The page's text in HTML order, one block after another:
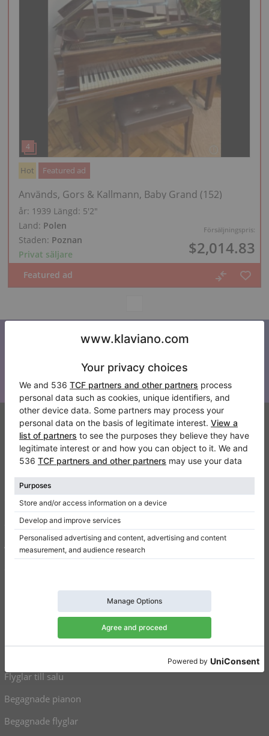
Försäljningspris:
$2,014.83
Hot Featured ad
Används, Gors & Kallmann, Baby Grand (152)
år: 1939 Längd: 5′2″
Land: Polen
Staden: Poznan
Privat säljare
Prenumerera på vårt nyhetsbrev
Klaviano
Kontakt
Om oss
Skriv en recension
Användarvillkor
Inställningar för samtycke
Flyglar till salu
Begagnade pianon
Begagnade flyglar